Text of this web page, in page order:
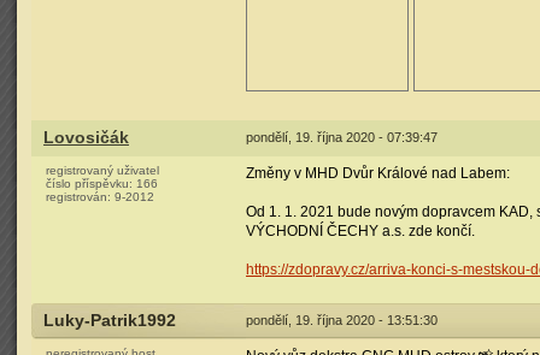
Lovosičák pondělí, 19. října 2020 - 07:39:47
registrovaný uživatel
číslo příspěvku: 166
registrován: 9-2012
Změny v MHD Dvůr Králové nad Labem:
Od 1. 1. 2021 bude novým dopravcem
VÝCHODNÍ ČECHY a.s. zde končí.
https://zdopravy.cz/arriva-konci-s-
Luky-Patrik1992 pondělí, 19. října 2020 - 13:51:30